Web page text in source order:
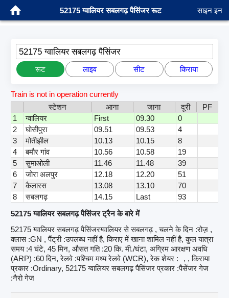
52175 ग्वालियर सबलगढ़ पैसिंजर रूट साइन इन
52175 ग्वालियर सबलगढ़ पैसिंजर
रूट लाइव सीट किराया
Train is not in operation currently
स्टेशन
आना जाना दूरी
PF
1
ग्वालियर First 09.30
0
2
घोसीपुरा 09.51 09.53
4
3
मोतीझील 10.13 10.15
8
4
बमौर गांव 10.56 10.58
19
5
सुमाओली 11.46 11.48
39
6
जोरा अलपुर 12.18 12.20
51
7
कैलारस 13.08 13.10
70
8
सबलगढ़ 14.15 Last
93
52175 ग्वालियर सबलगढ़ पैसिंजर ट्रैन के बारे में
52175 ग्वालियर सबलगढ़ पैसिंजरग्वालियर से सबलगढ़ , चलने के दिन :रोज़ ,
क्लास :GN , पैंट्री :उपलब्ध नहीं है, किराए में खाना शामिल नहीं है, कुल यात्रा
समय :4 घंटे, 45 मिन, औसत गति :20 कि. मी./घंटा, अग्रिम आरक्षण अवधि
(ARP) :60 दिन, रेलवे :पश्चिम मध्य रेलवे (WCR), रेक शेयर :
, , किराया
प्रकार :Ordinary, 52175 ग्वालियर सबलगढ़ पैसिंजर प्रकार :पैसेंजर गेज
:नैरो गेज